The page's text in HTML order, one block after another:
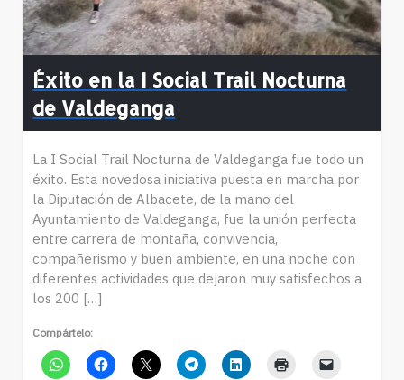
Éxito en la I Social Trail Nocturna
de Valdeganga
La I Social Trail Nocturna de Valdeganga fue todo un
éxito. Esta novedosa iniciativa puesta en marcha por
la Diputación de Albacete, de la mano del
Ayuntamiento de Valdeganga, fue la unión perfecta
entre carrera de montaña, convivencia,
compañerismo y buen ambiente, en una noche con
diferentes actividades que dejaron muy satisfechos a
los 200 […]
Compártelo: